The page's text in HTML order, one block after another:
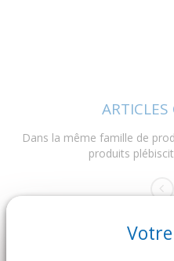
ARTICLES
Dans la même famille de
produits